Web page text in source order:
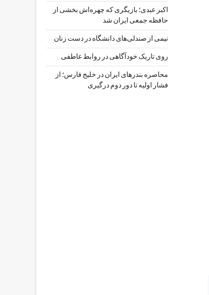
اکبر عبدی؛ بازیگری که چهره‌اش بخشی از
حافظه جمعی ایران شد
نیمی از صندلی‌های دانشگاه در دست زنان
روی تاریک خودآگاهی در روابط عاطفی
محاصره بندرهای ایران در خلیج فارس؛ از
فشار اولیه تا دور دوم درگیری